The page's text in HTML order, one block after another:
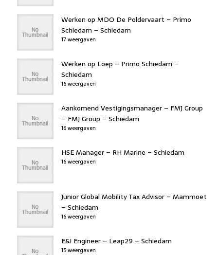
Werken op MDO De Poldervaart – Primo
Schiedam – Schiedam
17 weergaven
Werken op Loep – Primo Schiedam –
Schiedam
16 weergaven
Aankomend Vestigingsmanager – FMJ Group
– FMJ Group – Schiedam
16 weergaven
HSE Manager – RH Marine – Schiedam
16 weergaven
Junior Global Mobility Tax Advisor – Mammoet
– Schiedam
16 weergaven
E&I Engineer – Leap29 – Schiedam
15 weergaven